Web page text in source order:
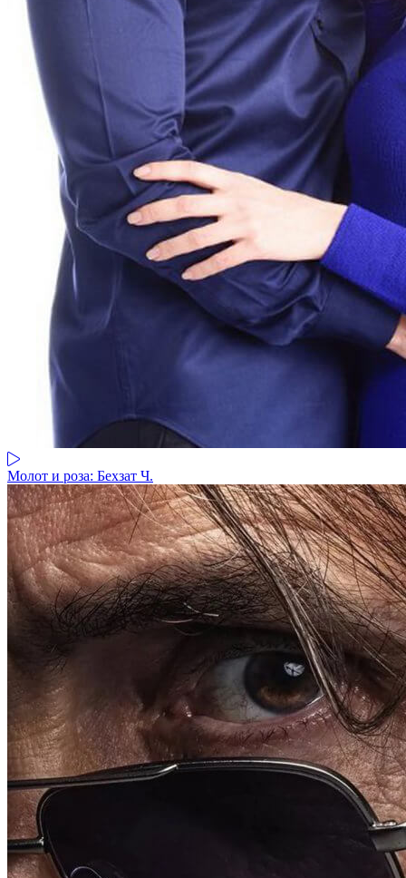
Молот и роза: Бехзат Ч.